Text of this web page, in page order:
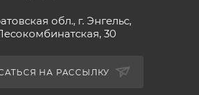
обл., г. Энгельс,
30
НА РАССЫЛКУ